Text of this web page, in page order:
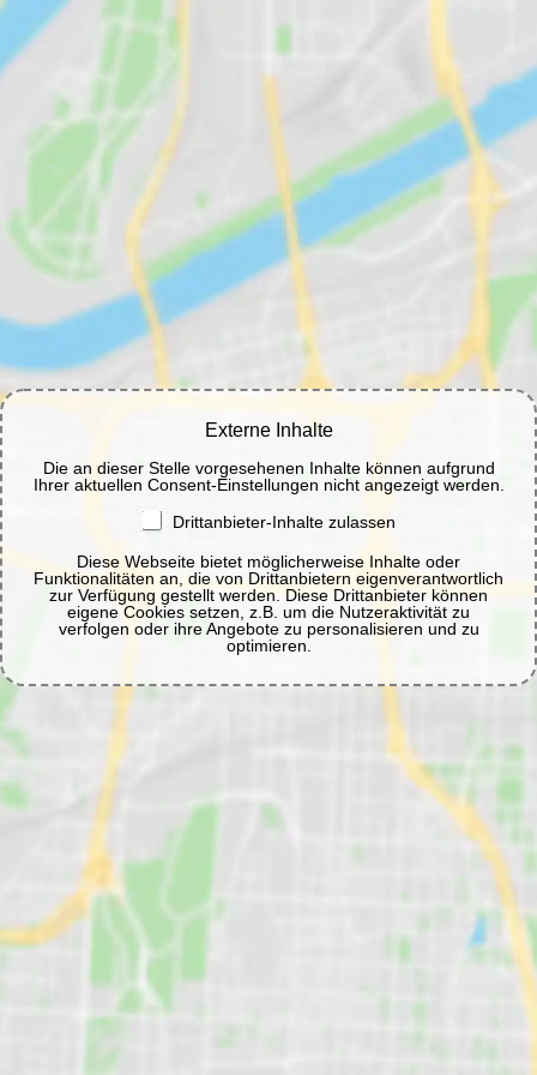
Externe Inhalte
Die an dieser Stelle vorgesehenen Inhalte können aufgrund
Ihrer aktuellen Consent-Einstellungen nicht angezeigt werden.
Drittanbieter-Inhalte zulassen
Diese Webseite bietet möglicherweise Inhalte oder
Funktionalitäten an, die von Drittanbietern eigenverantwortlich
zur Verfügung gestellt werden. Diese Drittanbieter können
eigene Cookies setzen, z.B. um die Nutzeraktivität zu
verfolgen oder ihre Angebote zu personalisieren und zu
optimieren.